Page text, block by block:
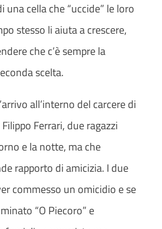
una cella che “uccide” le loro
stesso li aiuta a crescere,
che c’è sempre la
scelta.
all’interno del carcere di
Ferrari, due ragazzi
e la notte, ma che
rapporto di amicizia. I due
commesso un omicidio e se
“O Piecoro” e